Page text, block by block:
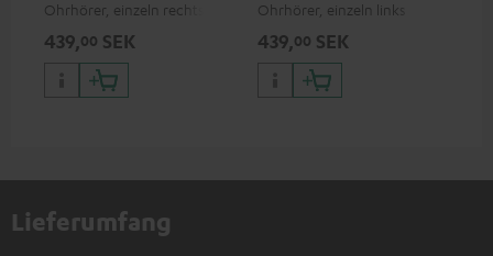
Ohrhörer, einzeln rechts
439,00 SEK
Ohrhörer, einzeln links
439,00 SEK
Lieferumfang